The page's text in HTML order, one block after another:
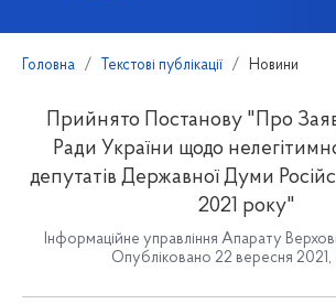
Головна Текстові публікації Новини
Прийнято Постанову "Про
Ради України щодо
депутатів Державної Думи
2021 року"
Інформаційне управління Апарату
Опубліковано 22 вересня 2021,